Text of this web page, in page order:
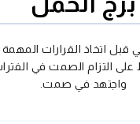
قبل اتخاذ القرارات المهمة
التزام الصمت في
واجتهد في صمت.